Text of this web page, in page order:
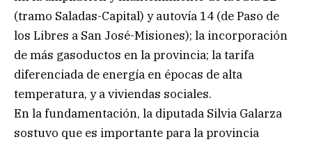
(tramo Saladas-Capital) y autovía 14 (de Paso de
los Libres a San José-Misiones); la incorporación
de más gasoductos en la provincia; la tarifa
diferenciada de energía en épocas de alta
temperatura, y a viviendas sociales.
En la fundamentación, la diputada Silvia Galarza
sostuvo que es importante para la provincia